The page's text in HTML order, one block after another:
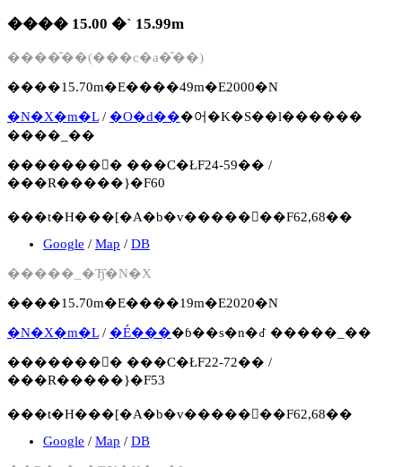
���� 15.00 �` 15.99m
����̑��(���c�a�̑��)
����15.70m�E����49m�E2000�N
�N�X�m�L/ �O�d���어�K�S��l������
����_��
�������񍐏� ���C�ŁF24-59�� /
���R�����}�F60
���t�H���[�A�b�v�����񍐏��F62,68��
Google / Map / DB
�����_�Ђ̑�N�X
����15.70m�E����19m�E2020�N
�N�X�m�L/ �É����ɓ��s�n�꒬ �����_��
�������񍐏� ���C�ŁF22-72�� /
���R�����}�F53
���t�H���[�A�b�v�����񍐏��F62,68��
Google / Map / DB